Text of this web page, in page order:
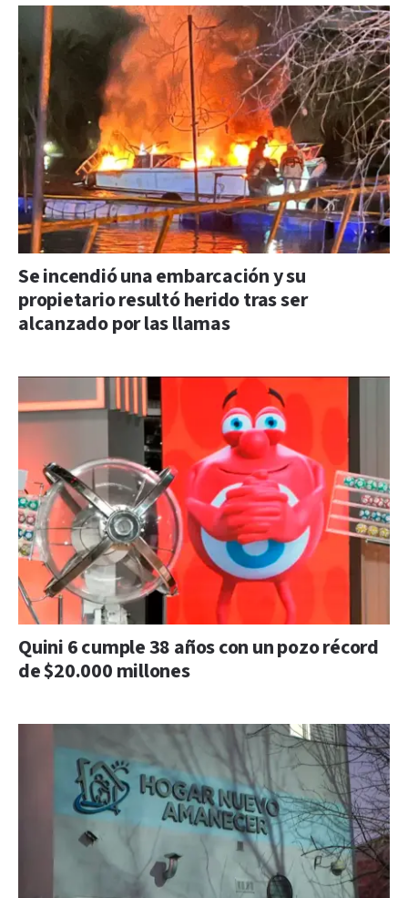
Se incendió una embarcación y su
propietario resultó herido tras ser
alcanzado por las llamas
Quini 6 cumple 38 años con un pozo récord
de $20.000 millones